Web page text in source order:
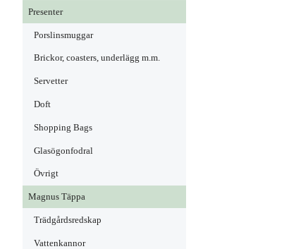
Presenter
Porslinsmuggar
Brickor, coasters, underlägg m.m.
Servetter
Doft
Shopping Bags
Glasögonfodral
Övrigt
Magnus Täppa
Trädgårdsredskap
Vattenkannor